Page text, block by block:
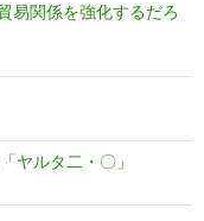
易関係を強化するだろ
ヤルタ二・〇」